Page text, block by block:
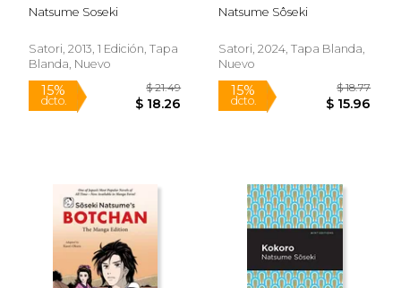
Natsume Soseki
Satori, 2013, 1 Edición, Tapa
Blanda, Nuevo
Natsume Sôseki
Satori, 2024, Tapa Blanda,
Nuevo